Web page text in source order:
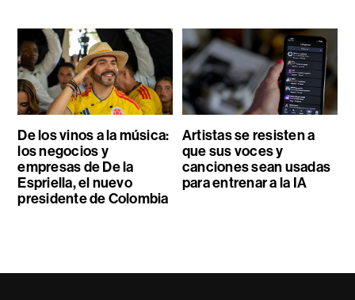
De los vinos a la música:
los negocios y
empresas de De la
Espriella, el nuevo
presidente de Colombia
Artistas se resisten a
que sus voces y
canciones sean usadas
para entrenar a la IA